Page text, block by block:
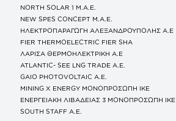
NORTH SOLAR 1 M.Α.Ε.
NEW SPES CONCEPT Μ.Α.Ε.
ΗΛΕΚΤΡΟΠΑΡΑΓΩΓΗ ΑΛΕΞΑΝΔΡΟΥΠΟΛΗΣ A.E
FIER THERMOELECTRIC FIER SHA
ΛΑΡΙΣΑ ΘΕΡΜΟΗΛΕΚΤΡΙΚΗ A.E
ATLANTIC- SEE LNG TRADE A.E.
GAIO PHOTOVOLTAIC Α.Ε.
MINING X ENERGY ΜΟΝΟΠΡΟΣΩΠΗ ΙΚΕ
ΕΝΕΡΓΕΙΑΚΗ ΛΙΒΑΔΕΙΑΣ 3 ΜΟΝΟΠΡΟΣΩΠΗ ΙΚΕ
SOUTH STAFF Α.Ε.